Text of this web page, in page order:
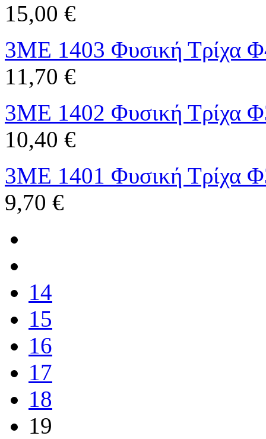
15,00 €
3ME 1403 Φυσική Τρίχα
11,70 €
3ME 1402 Φυσική Τρίχα
10,40 €
3ME 1401 Φυσική Τρίχα
9,70 €
14
15
16
17
18
19